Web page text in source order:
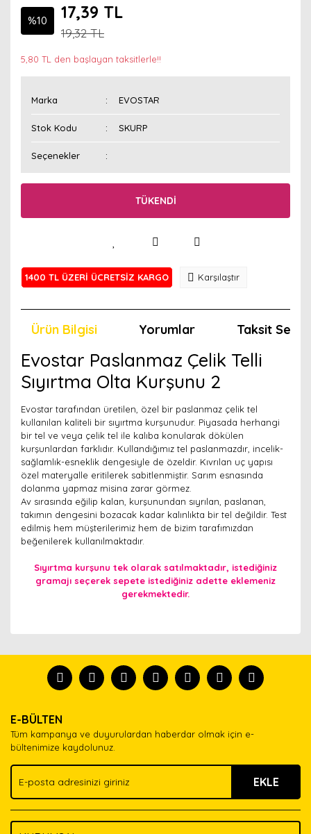
%10 17,39 TL
19,32 TL
5,80 TL den başlayan taksitlerle!!
Marka EVOSTAR
Stok Kodu SKURP
Seçenekler
TÜKENDİ
1400 TL ÜZERİ ÜCRETSİZ KARGO Karşılaştır
Ürün Bilgisi Yorumlar Taksit
Evostar Paslanmaz Çelik Telli
Sıyırtma Olta Kurşunu 2
Evostar tarafından üretilen, özel bir paslanmaz çelik tel
kullanılan kaliteli bir sıyırtma kurşunudur. Piyasada herhangi
bir tel ve veya çelik tel ile kalıba konularak dökülen
kurşunlardan farklıdır. Kullandığımız tel paslanmazdır, incelik-
sağlamlık-esneklik dengesiyle de özeldir. Kıvrılan uç yapısı
özel materyalle eritilerek sabitlenmiştir. Sarım esnasında
dolanma yapmaz misina zarar görmez.
Av sırasında eğilip kalan, kurşunundan sıyrılan, paslanan,
takımın dengesini bozacak kadar kalınlıkta bir tel değildir. Test
edilmiş hem müşterilerimiz hem de bizim tarafımızdan
beğenilerek kullanılmaktadır.
Sıyırtma kurşunu tek olarak satılmaktadır, istediğiniz
gramajı seçerek sepete istediğiniz adette eklemeniz
gerekmektedir.
tanısın.
formunu kullanarak tarafımıza iletebilirsiniz.
Görüş ve önerileriniz için teşekkür ederiz.
Ürün açıklamasında eksik bilgiler bulunuyor.
Ürün bilgilerinde hatalar bulunuyor.
Ürün fiyatı diğer sitelerden daha pahalı.
Bu ürüne benzer farklı alternatifler olmalı.
E-BÜLTEN
Tüm kampanya ve duyurulardan haberdar olmak için e-
bültenimize kaydolunuz.
EKLE